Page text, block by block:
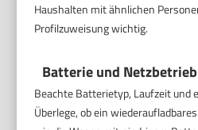
Haushalten mit ähnlichen
Profilzuweisung wichtig.
Batterie und Netzbetrieb
Beachte Batterietyp, Laufzeit und
Überlege, ob ein